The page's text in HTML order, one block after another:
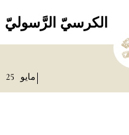
الكرسيّ الرَّسوليّ
مايو 25